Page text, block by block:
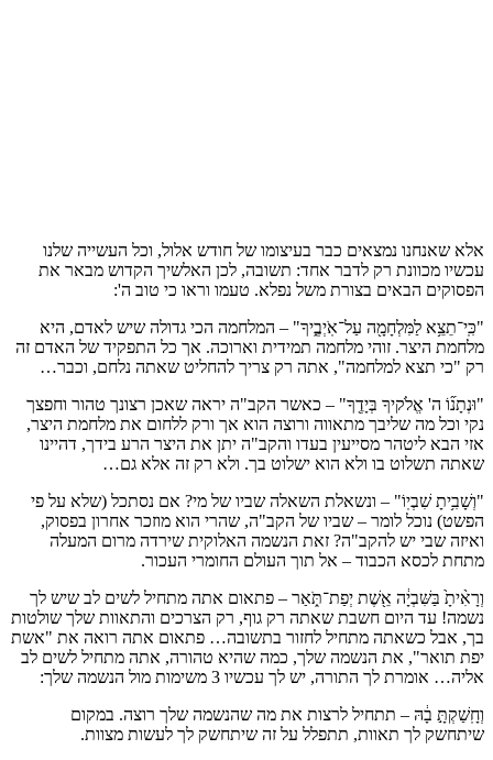
אלא שאנחנו נמצאים כבר בעיצומו של חודש אלול, וכל העשייה שלנו
עכשיו מכוונת רק לדבר אחד: תשובה, לכן האלשיך הקדוש מבאר את
הפסוקים הבאים בצורת משל נפלא. טעמו וראו כי טוב ה':
"כִּֽי־תֵצֵ֥א לַמִּלְחָמָ֖ה עַל־אֹֽיְבֶ֑יךָ" – המלחמה הכי גדולה שיש לאדם, היא
מלחמת היצר. זוהי מלחמה תמידית וארוכה. אך כל התפקיד של האדם זה
רק "כי תצא למלחמה", אתה רק צריך להחליט שאתה נלחם, וכבר…
"וּנְתָנ֞וֹ ה' אֱלֹקיךָ בְּיָדֶ֖ךָ" – כאשר הקב"ה יראה שאכן רצונך טהור וחפצך
נקי וכל מה שליבך מתאווה ורוצה הוא אך ורק ללחום את מלחמת היצר,
אזי הבא ליטהר מסייעין בעדו והקב"ה יתן את היצר הרע בידך, דהיינו
שאתה תשלוט בו ולא הוא ישלוט בך. ולא רק זה אלא גם…
"וְשָׁבִ֥יתָ שִׁבְיֽוֹ" – ונשאלת השאלה שביו של מי? אם נסתכל (שלא על פי
הפשט) נוכל לומר – שביו של הקב"ה, שהרי הוא מוזכר אחרון בפסוק,
ואיזה שבי יש להקב"ה? זאת הנשמה האלוקית שירדה מרום המעלה
מתחת לכסא הכבוד – אל תוך העולם החומרי העכור.
וְרָאִ֨יתָ֙ בַּשִּׁבְיָ֔ה אֵ֖שֶׁת יְפַת־תֹּ֑אַר – פתאום אתה מתחיל לשים לב שיש לך
נשמה! עד היום חשבת שאתה רק גוף, רק הצרכים והתאוות שלך שולטות
בך, אבל כשאתה מתחיל לחזור בתשובה… פתאום אתה רואה את "אשת
יפת תואר", את הנשמה שלך, כמה שהיא טהורה, אתה מתחיל לשים לב
אליה… אומרת לך התורה, יש לך עכשיו 3 משימות מול הנשמה שלך:
וְחָֽשַׁקְתָּ֣ בָ֔הּ – תתחיל לרצות את מה שהנשמה שלך רוצה. במקום
שיתחשק לך תאוות, תתפלל על זה שיתחשק לך לעשות מצוות.